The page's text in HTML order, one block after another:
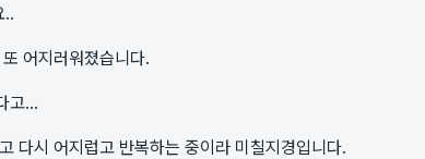
..
어지러워졌습니다.
고...
다시 어지럽고 반복하는 중이라 미칠지경입니다.